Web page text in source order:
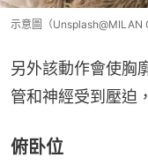
示意圖（Unsplash@MILAN
另外該動作會使胸
管和神經受到壓迫
俯卧位